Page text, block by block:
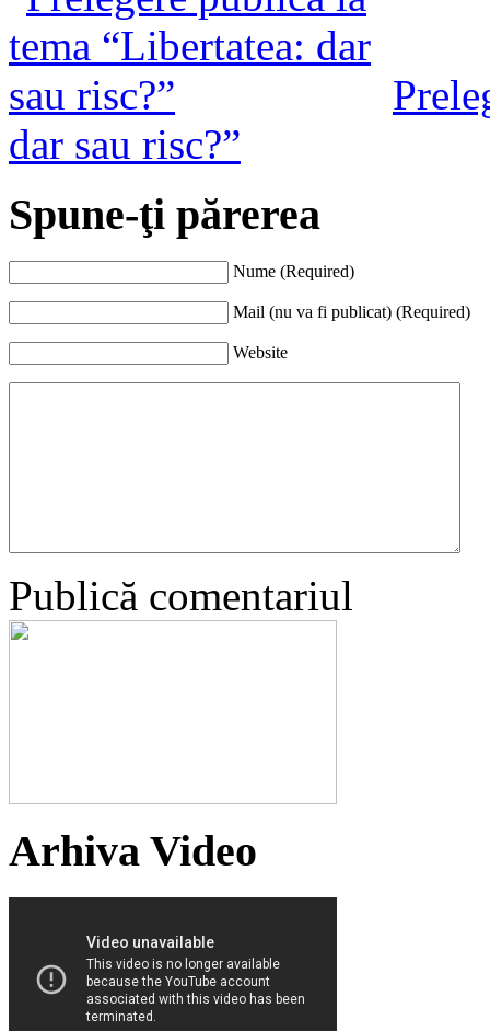
dar sau risc?”
Spune-ţi părerea
Nume (Required)
Mail (nu va fi publicat) (Required)
Website
Publică comentariul
Arhiva Video